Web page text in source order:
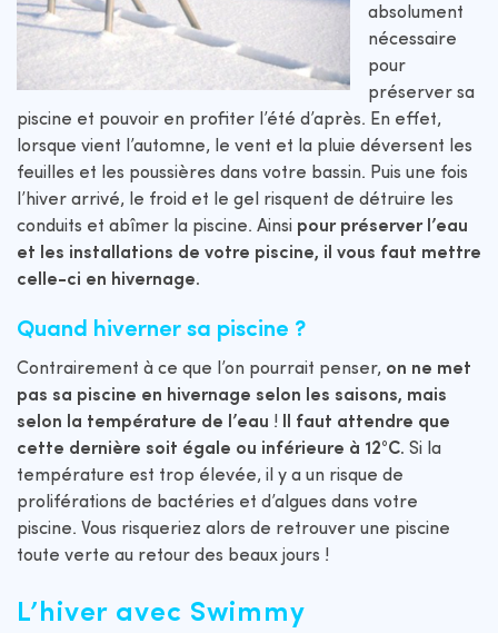
absolument
nécessaire
pour
préserver sa
piscine et pouvoir en profiter l’été d’après. En effet,
lorsque vient l’automne, le vent et la pluie déversent les
feuilles et les poussières dans votre bassin. Puis une fois
l’hiver arrivé, le froid et le gel risquent de détruire les
conduits et abîmer la piscine. Ainsi pour préserver l’eau
et les installations de votre piscine, il vous faut mettre
celle-ci en hivernage.
Quand hiverner sa piscine ?
Contrairement à ce que l’on pourrait penser, on ne met
pas sa piscine en hivernage selon les saisons, mais
selon la température de l’eau !
Il faut attendre que
cette dernière soit égale ou inférieure à 12°C. Si la
température est trop élevée, il y a un risque de
proliférations de bactéries et d’algues dans votre
piscine. Vous risqueriez alors de retrouver une piscine
toute verte au retour des beaux jours !
L’hiver avec Swimmy